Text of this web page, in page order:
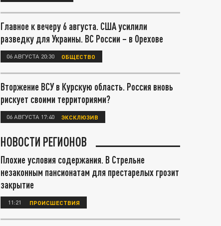
Главное к вечеру 6 августа. США усилили
разведку для Украины. ВС России – в Орехове
06 АВГУСТА 20:30 ОБЩЕСТВО
Вторжение ВСУ в Курскую область. Россия вновь
рискует своими территориями?
06 АВГУСТА 17:40 ЭКСКЛЮЗИВ
НОВОСТИ РЕГИОНОВ
Плохие условия содержания. В Стрельне
незаконным пансионатам для престарелых грозит
закрытие
11:21 ПРОИСШЕСТВИЯ